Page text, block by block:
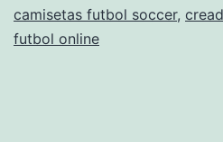
camisetas futbol soccer,
futbol online